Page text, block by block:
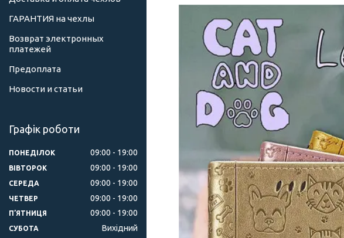
ГАРАНТИЯ на чехлы
Возврат электронных
платежей
Предоплата
Новости и статьи
Графік роботи
ПОНЕДІЛОК 09:00 19:00
ВІВТОРОК 09:00 19:00
СЕРЕДА 09:00 19:00
ЧЕТВЕР 09:00 19:00
ПʼЯТНИЦЯ 09:00 19:00
СУБОТА Вихідний